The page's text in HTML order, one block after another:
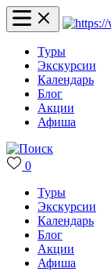
Туры
Экскурсии
Календарь
Блог
Акции
Афиша
0
Туры
Экскурсии
Календарь
Блог
Акции
Афиша